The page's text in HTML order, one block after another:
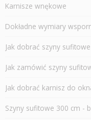
Karnisze wnękowe
Dokładne wymiary
Jak dobrać szyny sufitowe
Jak zamówić szyny
Jak dobrać karnisz do
Szyny sufitowe 300 cm -